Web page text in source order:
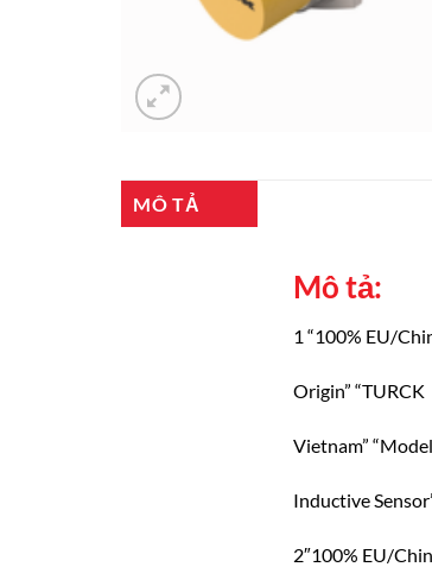
MÔ TẢ
Mô tả:
1 “100% EU/
Origin” “TURCK
Vietnam”
Inductive
2″100% EU/